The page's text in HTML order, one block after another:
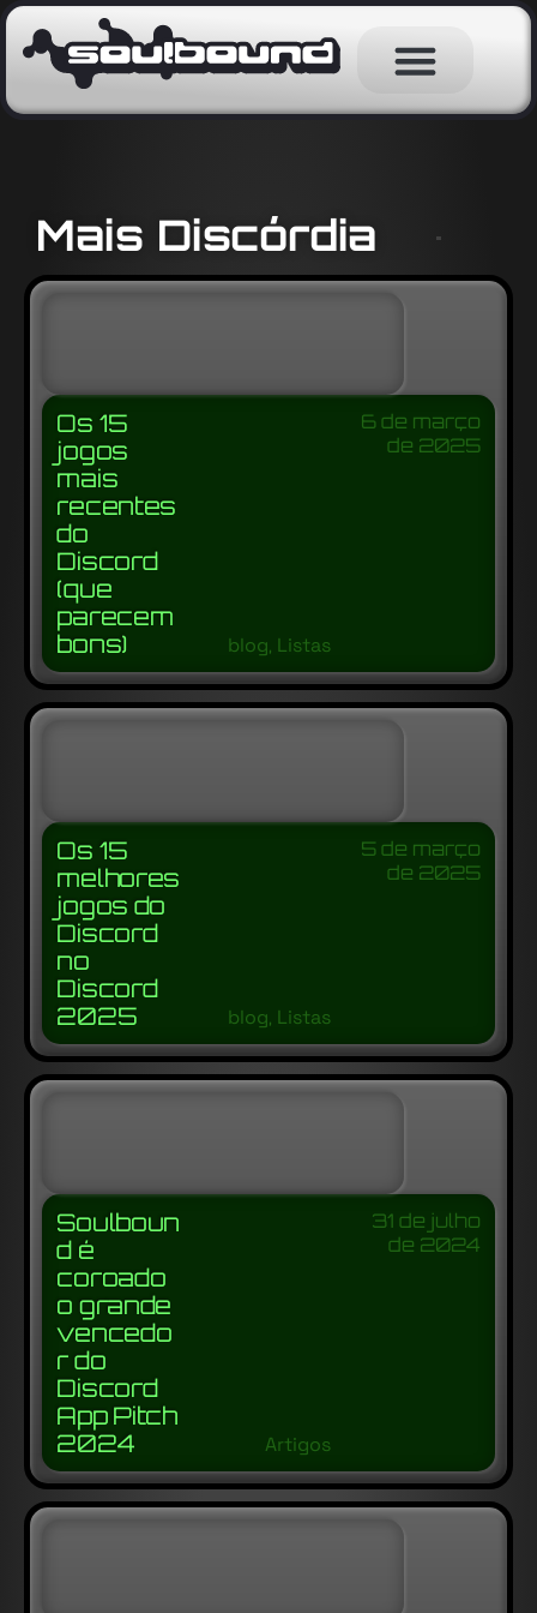
Mais Discórdia
Os 15
jogos
mais
recentes
do
Discord
(que
parecem
bons)
blog Listas
6 de março
de 2025
Os 15
melhores
jogos do
Discord
no
Discord
2025
blog Listas
5 de março
de 2025
Soulboun
d é
coroado
o grande
vencedo
r do
Discord
App Pitch
2024
Artigos
31 de julho
de 2024